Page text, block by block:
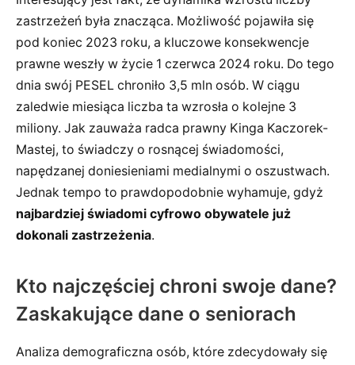
zastrzeżeń była znacząca. Możliwość pojawiła się
pod koniec 2023 roku, a kluczowe konsekwencje
prawne weszły w życie 1 czerwca 2024 roku. Do tego
dnia swój PESEL chroniło 3,5 mln osób. W ciągu
zaledwie miesiąca liczba ta wzrosła o kolejne 3
miliony. Jak zauważa radca prawny Kinga Kaczorek-
Mastej, to świadczy o rosnącej świadomości,
napędzanej doniesieniami medialnymi o oszustwach.
Jednak tempo to prawdopodobnie wyhamuje, gdyż
najbardziej świadomi cyfrowo obywatele już
dokonali zastrzeżenia.
Kto najczęściej chroni swoje dane?
Zaskakujące dane o seniorach
Analiza demograficzna osób, które zdecydowały się